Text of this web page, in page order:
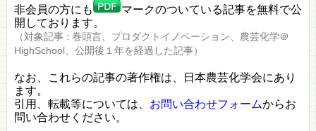
非会員の方にも
マークのついている記事を無料で公
開しております。
（対象記事 : 巻頭言、プロダクトイノベーション、農芸化学＠
HighSchool、公開後１年を経過した記事）
なお、これらの記事の著作権は、日本農芸化学会にあり
ます。
引用、転載等については、 お問い合わせフォームからお
問い合わせください。